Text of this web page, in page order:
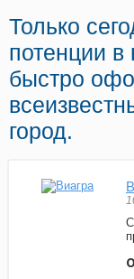
Только
потенции
быстро
город.